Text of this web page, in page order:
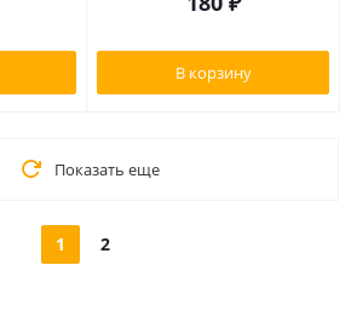
В корзину
Показать еще
1 2